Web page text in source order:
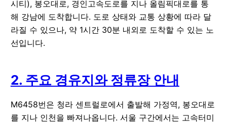
시티), 봉오대로, 경인고속도로를 지나 올림픽대로를 통
해 강남에 도착합니다. 도로 상태와 교통 상황에 따라 달
라질 수 있으나, 약 1시간 30분 내외로 도착할 수 있는 노
선입니다.
2. 주요 경유지와 정류장 안내
M6458번은 청라 센트럴로에서 출발해 가정역, 봉오대로
를 지나 인천을 빠져나옵니다. 서울 구간에서는 고속터미